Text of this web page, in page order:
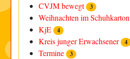
CVJM bewegt 3
Weihnachten im Schuhkarton
KjE 4
Kreis junger Erwachsener 4
Termine 3